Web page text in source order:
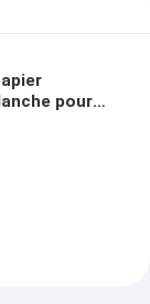
pour